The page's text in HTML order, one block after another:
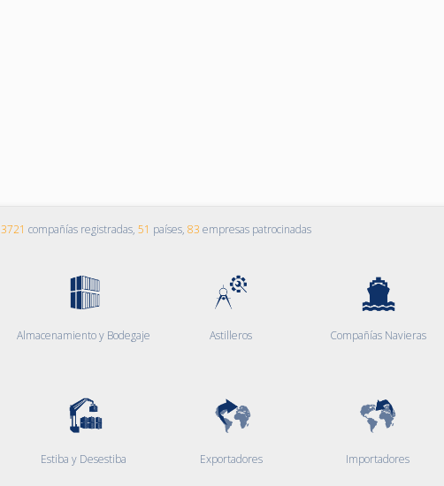
3721 compañías registradas, 51 países, 83 empresas patrocinadas
Almacenamiento y Bodegaje Astilleros Compañías Navieras
Estiba y Desestiba Exportadores Importadores